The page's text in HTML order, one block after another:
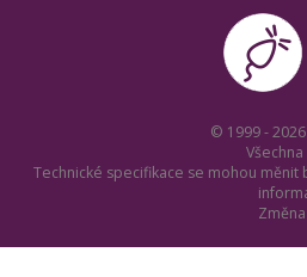
© 1999 -
Technické specifikace se mohou